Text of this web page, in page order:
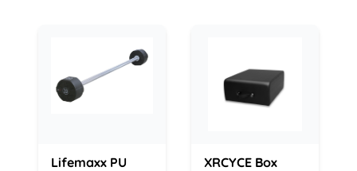
Lifemaxx PU
XRCYCE Box